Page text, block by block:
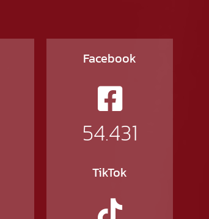
Facebook
54.431
TikTok